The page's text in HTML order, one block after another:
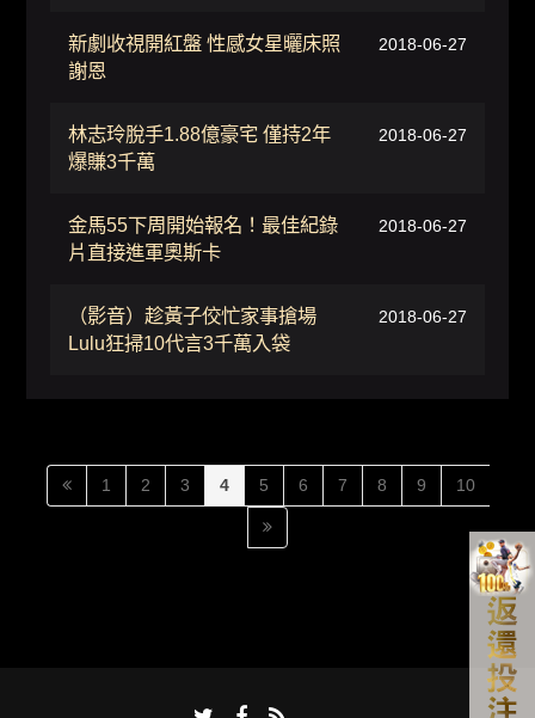
2018-06-27
新劇收視開紅盤 性感女星曬床照
謝恩
2018-06-27
林志玲脫手1.88億豪宅 僅持2年
爆賺3千萬
2018-06-27
金馬55下周開始報名！最佳紀錄
片直接進軍奧斯卡
2018-06-27
（影音）趁黃子佼忙家事搶場
Lulu狂掃10代言3千萬入袋
1 2 3 4 5 6 7 8 9 10